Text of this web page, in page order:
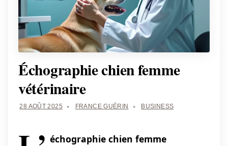
Échographie chien femme
vétérinaire
28 AOÛT 2025 FRANCE GUÉRIN BUSINESS
échographie chien femme